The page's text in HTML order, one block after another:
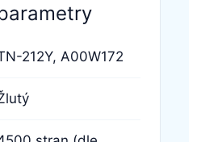
212Y, A00W172